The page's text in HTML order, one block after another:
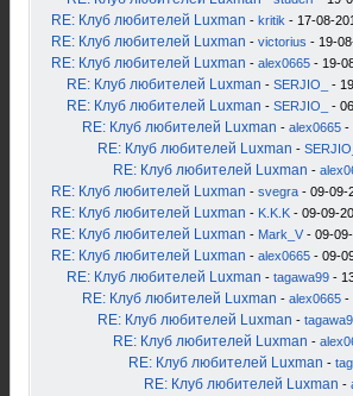
RE: Клуб любителей Luxman - kritik - 17-08-
RE: Клуб любителей Luxman - victorius - 19-
RE: Клуб любителей Luxman - alex0665 - 19-
RE: Клуб любителей Luxman - SERJIO_ -
RE: Клуб любителей Luxman - SERJIO_ -
RE: Клуб любителей Luxman - alex0665 -
RE: Клуб любителей Luxman - SERJIO_
RE: Клуб любителей Luxman -
RE: Клуб любителей Luxman - svegra - 09-09-
RE: Клуб любителей Luxman - K.K.K - 09-09-
RE: Клуб любителей Luxman - Mark_V - 09-
RE: Клуб любителей Luxman - alex0665 - 09-
RE: Клуб любителей Luxman - tagawa99 -
RE: Клуб любителей Luxman - alex0665 -
RE: Клуб любителей Luxman -
RE: Клуб любителей Luxman -
RE: Клуб любителей Luxman -
RE: Клуб любителей Luxman -